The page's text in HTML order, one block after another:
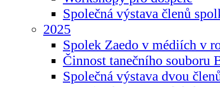
Společná výstava členů
2025
Spolek Zaedo v médiích v
Činnost tanečního souboru
Společná výstava dvou